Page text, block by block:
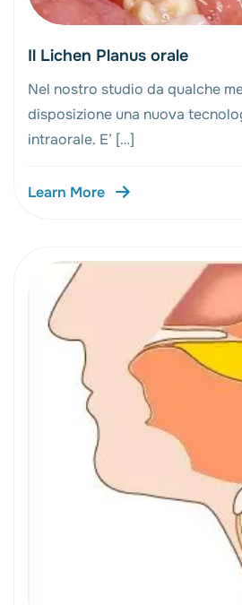
Il Lichen Planus orale
Nel nostro studio da qualche
disposizione una nuova
intraorale. E’ […]
Learn More